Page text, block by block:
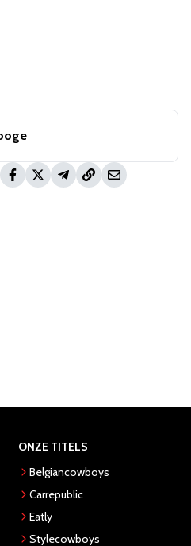
ONZE TITELS
Belgiancowboys
Carrepublic
Eatly
Stylecowboys